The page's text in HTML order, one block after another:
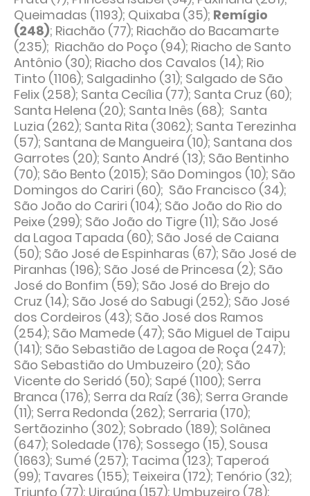
Queimadas (1193); Quixaba (35); Remígio
(248); Riachão (77); Riachão do Bacamarte
(235); Riachão do Poço (94); Riacho de Santo
Antônio (30); Riacho dos Cavalos (14); Rio
Tinto (1106); Salgadinho (31); Salgado de São
Felix (258); Santa Cecília (77); Santa Cruz (60);
Santa Helena (20); Santa Inês (68); Santa
Luzia (262); Santa Rita (3062); Santa Terezinha
(57); Santana de Mangueira (10); Santana dos
Garrotes (20); Santo André (13); São Bentinho
(70); São Bento (2015); São Domingos (10); São
Domingos do Cariri (60); São Francisco (34);
São João do Cariri (104); São João do Rio do
Peixe (299); São João do Tigre (11); São José
da Lagoa Tapada (60); São José de Caiana
(50); São José de Espinharas (67); São José de
Piranhas (196); São José de Princesa (2); São
José do Bonfim (59); São José do Brejo do
Cruz (14); São José do Sabugi (252); São José
dos Cordeiros (43); São José dos Ramos
(254); São Mamede (47); São Miguel de Taipu
(141); São Sebastião de Lagoa de Roça (247);
São Sebastião do Umbuzeiro (20); São
Vicente do Seridó (50); Sapé (1100); Serra
Branca (176); Serra da Raíz (36); Serra Grande
(11); Serra Redonda (262); Serraria (170);
Sertãozinho (302); Sobrado (189); Solânea
(647); Soledade (176); Sossego (15), Sousa
(1663); Sumé (257); Tacima (123); Taperoá
(99); Tavares (155); Teixeira (172); Tenório (32);
Triunfo (77); Uiraúna (157); Umbuzeiro (78);